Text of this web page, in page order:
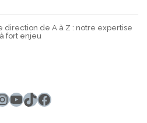
direction de A à Z : notre expertise
fort enjeu
YouTube
TikTok
Facebook